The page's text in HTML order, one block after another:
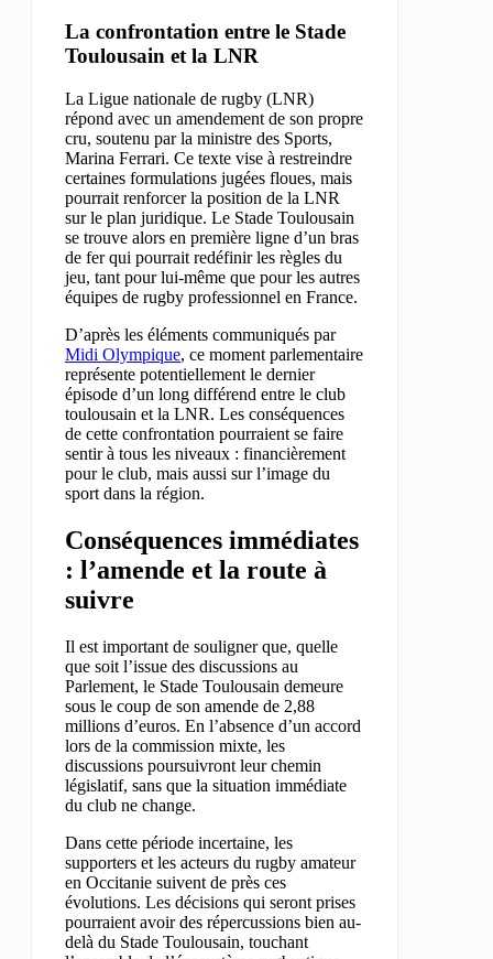
La confrontation entre le Stade
Toulousain et la LNR
La Ligue nationale de rugby (LNR)
répond avec un amendement de son propre
cru, soutenu par la ministre des Sports,
Marina Ferrari. Ce texte vise à restreindre
certaines formulations jugées floues, mais
pourrait renforcer la position de la LNR
sur le plan juridique. Le Stade Toulousain
se trouve alors en première ligne d’un bras
de fer qui pourrait redéfinir les règles du
jeu, tant pour lui-même que pour les autres
équipes de rugby professionnel en France.
D’après les éléments communiqués par
Midi Olympique, ce moment parlementaire
représente potentiellement le dernier
épisode d’un long différend entre le club
toulousain et la LNR. Les conséquences
de cette confrontation pourraient se faire
sentir à tous les niveaux : financièrement
pour le club, mais aussi sur l’image du
sport dans la région.
Conséquences immédiates
: l’amende et la route à
suivre
Il est important de souligner que, quelle
que soit l’issue des discussions au
Parlement, le Stade Toulousain demeure
sous le coup de son amende de 2,88
millions d’euros. En l’absence d’un accord
lors de la commission mixte, les
discussions poursuivront leur chemin
législatif, sans que la situation immédiate
du club ne change.
Dans cette période incertaine, les
supporters et les acteurs du rugby amateur
en Occitanie suivent de près ces
évolutions. Les décisions qui seront prises
pourraient avoir des répercussions bien au-
delà du Stade Toulousain, touchant